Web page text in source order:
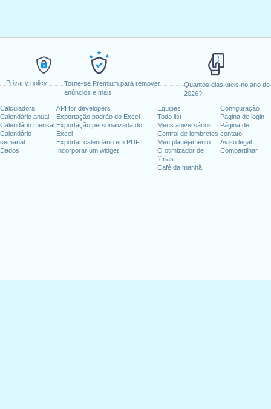
Privacy policy
Torne-se Premium para remover
anúncios e mais
Quantos dias úteis no ano de
2026?
Calculadora
Calendário anual
Calendário mensal
Calendário
semanal
Dados
API for developers
Exportação padrão do Excel
Exportação personalizada do
Excel
Exportar calendário em PDF
Incorporar um widget
Equipes
Todo list
Meus aniversários
Central de lembretes
Meu planejamento
O otimizador de
férias
Café da manhã
Configuração
Página de login
Página de
contato
Aviso legal
Compartilhar